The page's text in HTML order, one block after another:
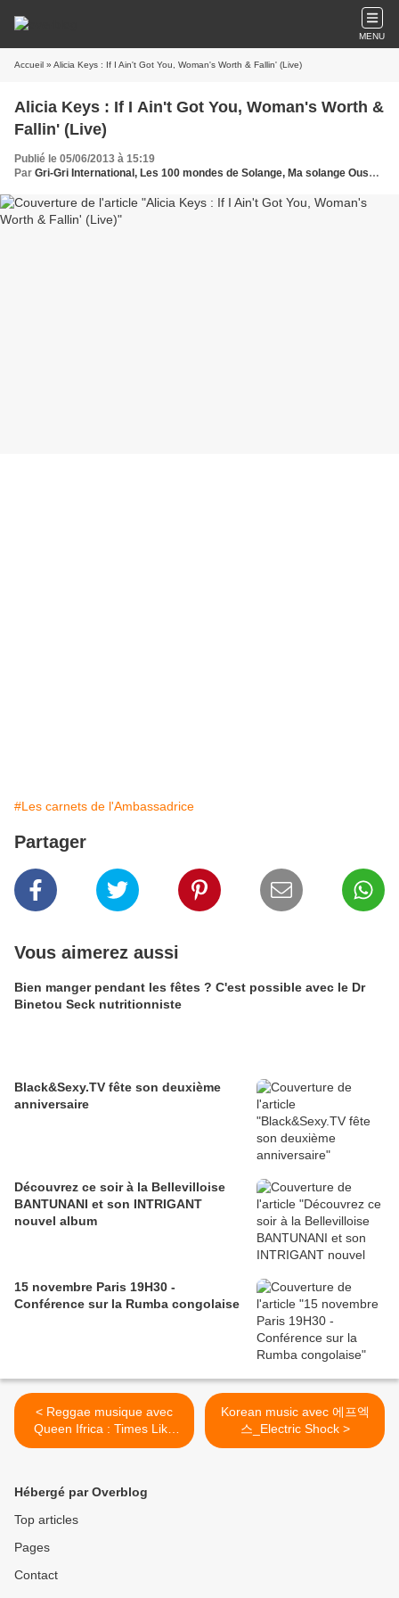
MENU
Accueil » Alicia Keys : If I Ain't Got You, Woman's Worth & Fallin' (Live)
Alicia Keys : If I Ain't Got You, Woman's Worth &
Fallin' (Live)
Publié le 05/06/2013 à 15:19
Par Gri-Gri International, Les 100 mondes de Solange, Ma solange Oussou, Institut français , USA, African, World, UK, Alicia Keys , Jay Z,Boston,
#Les carnets de l'Ambassadrice
Partager
Vous aimerez aussi
Bien manger pendant les fêtes ? C'est possible avec le Dr
Binetou Seck nutritionniste
Black&Sexy.TV fête son deuxième
anniversaire
Découvrez ce soir à la Bellevilloise
BANTUNANI et son INTRIGANT
nouvel album
15 novembre Paris 19H30 -
Conférence sur la Rumba congolaise
< Reggae musique avec
Queen Ifrica : Times Like
Thes
Korean music avec 에프엑
스_Electric Shock >
Hébergé par Overblog
Top articles
Pages
Contact